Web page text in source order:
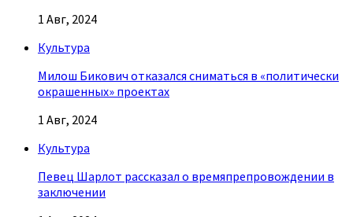
1 Авг, 2024
Культура
Милош Бикович отказался сниматься в «политически
окрашенных» проектах
1 Авг, 2024
Культура
Певец Шарлот рассказал о времяпрепровождении в
заключении